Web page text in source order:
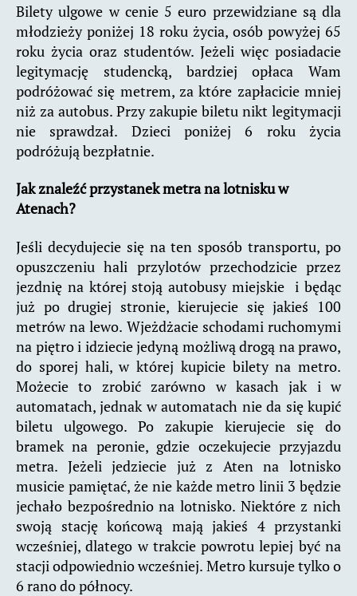
Bilety ulgowe w cenie 5 euro przewidziane są dla
młodzieży poniżej 18 roku życia, osób powyżej 65
roku życia oraz studentów. Jeżeli więc posiadacie
legitymację studencką, bardziej opłaca Wam
podróżować się metrem, za które zapłacicie mniej
niż za autobus. Przy zakupie biletu nikt legitymacji
nie sprawdzał. Dzieci poniżej 6 roku życia
podróżują bezpłatnie.
Jak znaleźć przystanek metra na lotnisku w
Atenach?
Jeśli decydujecie się na ten sposób transportu, po
opuszczeniu hali przylotów przechodzicie przez
jezdnię na której stoją autobusy miejskie i będąc
już po drugiej stronie, kierujecie się jakieś 100
metrów na lewo. Wjeżdżacie schodami ruchomymi
na piętro i idziecie jedyną możliwą drogą na prawo,
do sporej hali, w której kupicie bilety na metro.
Możecie to zrobić zarówno w kasach jak i w
automatach, jednak w automatach nie da się kupić
biletu ulgowego. Po zakupie kierujecie się do
bramek na peronie, gdzie oczekujecie przyjazdu
metra. Jeżeli jedziecie już z Aten na lotnisko
musicie pamiętać, że nie każde metro linii 3 będzie
jechało bezpośrednio na lotnisko. Niektóre z nich
swoją stację końcową mają jakieś 4 przystanki
wcześniej, dlatego w trakcie powrotu lepiej być na
stacji odpowiednio wcześniej. Metro kursuje tylko o
6 rano do północy.